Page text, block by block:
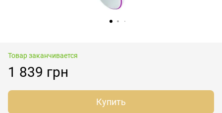
Товар заканчивается
1 839 грн
Купить